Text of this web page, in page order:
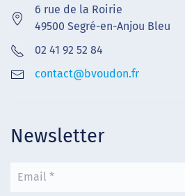
6 rue de la Roirie
49500 Segré-en-Anjou Bleu
02 41 92 52 84
contact@bvoudon.fr
Newsletter